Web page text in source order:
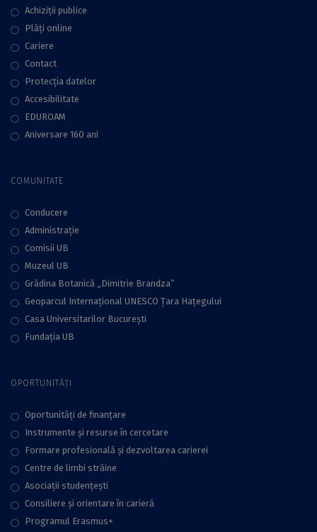
Achiziții publice
Plăţi online
Cariere
Contact
Protecţia datelor
Accesibilitate
EDUROAM
Aniversare 160 ani
COMUNITATE
Conducere
Administraţie
Comisii UB
Muzeul UB
Grădina Botanică „Dimitrie Brandza”
Geoparcul Internațional UNESCO Țara Hațegului
Casa Universitarilor București
Fundaţia UB
OPORTUNITĂȚI
Oportunități de finanțare
Instrumente și resurse în cercetare
Formare profesională și dezvoltarea carierei
Centre de limbi străine
Asociații studențești
Consiliere şi orientare în carieră
Programul Erasmus+